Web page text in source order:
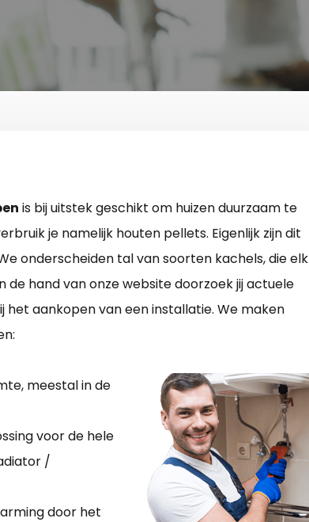
is bij uitstek geschikt om huizen duurzaam te
je namelijk houten pellets. Eigenlijk zijn dit
onderscheiden tal van soorten kachels, die elk
de hand van onze website doorzoek jij actuele
het aankopen van een installatie. We maken
meestal in de
voor de hele
/
door het